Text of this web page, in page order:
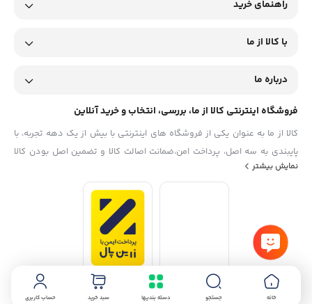
خانه جستجو دسته بندیها سبد خرید حساب کاربری
راهنمای خرید
با کالا از ما
درباره ما
فروشگاه اینترنتی کالا از ما، بررسی، انتخاب و خرید آنلاین
کالا از ما به عنوان یکی از فروشگاه های اینترنتی با بیش از یک دهه تجربه، با
پایبندی به سه اصل، پرداخت امن،ضمانت اصالت کالا و تضمین اصل‌ بودن کالا
موفق شده تا همگام با فروشگاه‌های معتبر جهان، به بزرگ‌ترین فروشگاه
اینترنتی ایران تبدیل شود. به محض ورود به سایت کالا از ما با دنیایی از کالا رو
به رو می‌شوید! هر آنچه که نیاز دارید و به ذهن شما خطور می‌کند در اینجا پیدا
خواهید کرد.
نمایش بیشتر
استفاده از مطالب فروشگاه اینترنتی کالا از ما فقط برای مقاصد غیرتجاری و با